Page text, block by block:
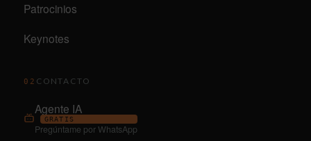
Patrocinios
Keynotes
02 CONTACTO
Agente IA
GRATIS
Pregúntame por WhatsApp